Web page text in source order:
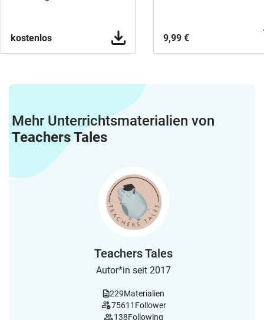
kostenlos 9,99 €
Mehr Unterrichtsmaterialien von
Teachers Tales
Teachers Tales
Autor*in seit 2017
229Materialien
75611 Follower
138Following